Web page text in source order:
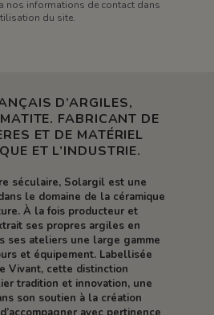
nos informations de contact dans
du site.
D’ARGILES,
FABRICANT DE
ET DE MATÉRIEL
ET L’INDUSTRIE.
séculaire, Solargil est une
le domaine de la céramique
À la fois producteur et
ses propres argiles en
ses ateliers une large gamme
et équipement. Labellisée
Vivant, cette distinction
tradition et innovation, une
son soutien à la création